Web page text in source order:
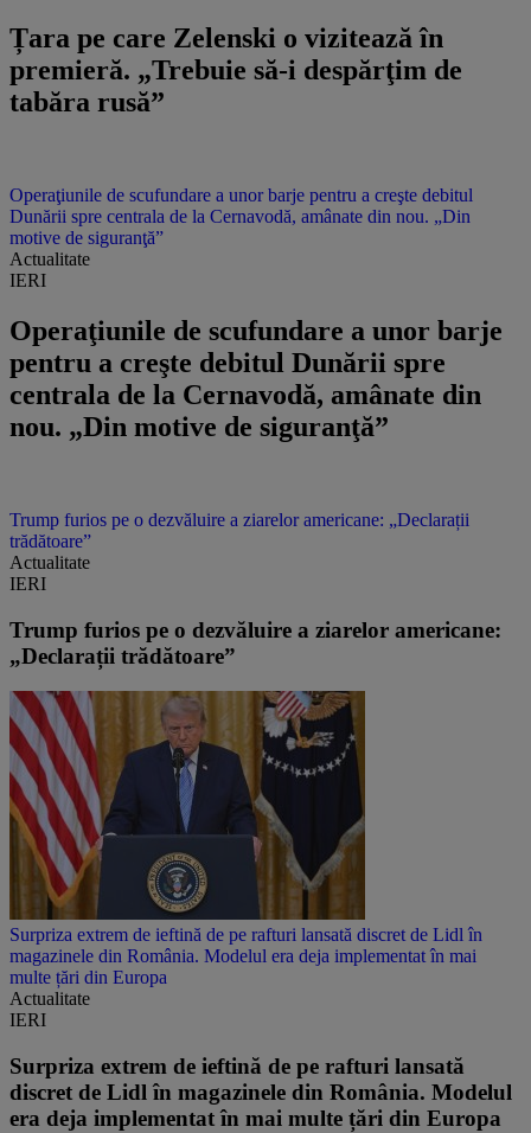
Țara pe care Zelenski o vizitează în
premieră. „Trebuie să-i despărţim de
tabăra rusă”
Operaţiunile de scufundare a unor barje pentru a creşte debitul
Dunării spre centrala de la Cernavodă, amânate din nou. „Din
motive de siguranţă”
Actualitate
IERI
Operaţiunile de scufundare a unor barje
pentru a creşte debitul Dunării spre
centrala de la Cernavodă, amânate din
nou. „Din motive de siguranţă”
Trump furios pe o dezvăluire a ziarelor americane: „Declarații
trădătoare”
Actualitate
IERI
Trump furios pe o dezvăluire a ziarelor americane:
„Declarații trădătoare”
Surpriza extrem de ieftină de pe rafturi lansată discret de Lidl în
magazinele din România. Modelul era deja implementat în mai
multe țări din Europa
Actualitate
IERI
Surpriza extrem de ieftină de pe rafturi lansată
discret de Lidl în magazinele din România. Modelul
era deja implementat în mai multe țări din Europa